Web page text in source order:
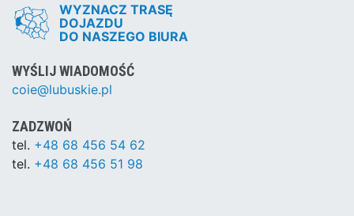
WYZNACZ TRASĘ
DOJAZDU
DO NASZEGO BIURA
WYŚLIJ WIADOMOŚĆ
coie@lubuskie.pl
ZADZWOŃ
tel. +48 68 456 54 62
tel. +48 68 456 51 98